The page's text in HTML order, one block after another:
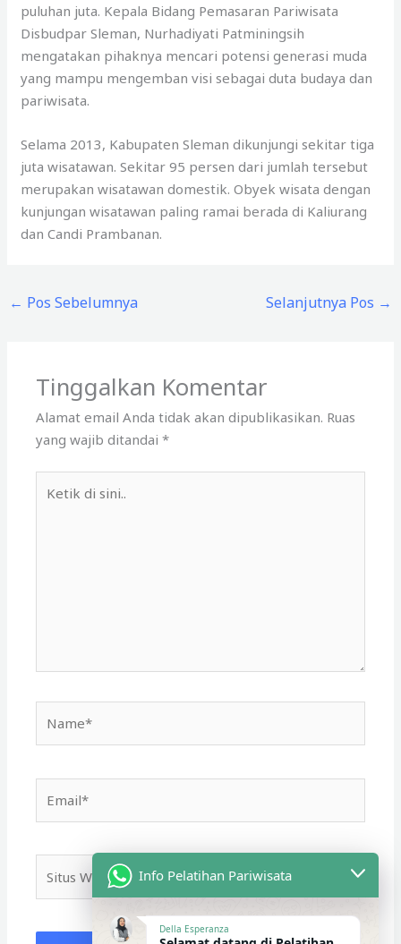
puluhan juta. Kepala Bidang Pemasaran Pariwisata
Disbudpar Sleman, Nurhadiyati Patminingsih
mengatakan pihaknya mencari potensi generasi muda
yang mampu mengemban visi sebagai duta budaya dan
pariwisata.
Selama 2013, Kabupaten Sleman dikunjungi sekitar tiga
juta wisatawan. Sekitar 95 persen dari jumlah tersebut
merupakan wisatawan domestik. Obyek wisata dengan
kunjungan wisatawan paling ramai berada di Kaliurang
dan Candi Prambanan.
← Pos Sebelumnya Selanjutnya Pos →
Tinggalkan Komentar
Alamat email Anda tidak akan dipublikasikan. Ruas
yang wajib ditandai*
Web
Info Pelatihan Pariwisata
Della Esperanza